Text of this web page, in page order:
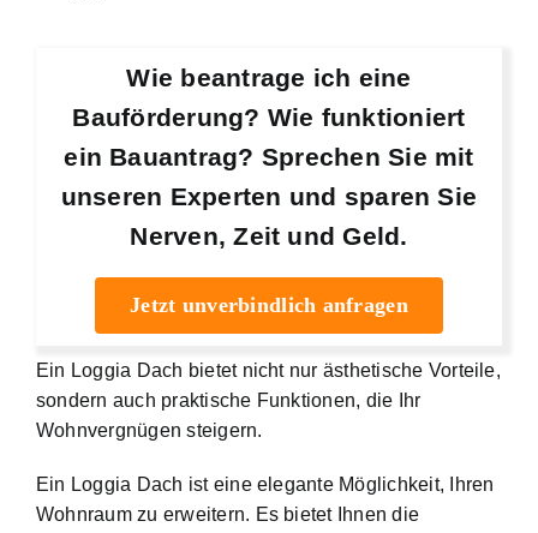
Wie beantrage ich eine
Bauförderung? Wie funktioniert
ein Bauantrag? Sprechen Sie mit
unseren Experten und sparen Sie
Nerven, Zeit und Geld.
Jetzt unverbindlich anfragen
Ein Loggia Dach bietet nicht nur ästhetische Vorteile,
sondern auch praktische Funktionen, die Ihr
Wohnvergnügen steigern.
Ein Loggia Dach ist eine elegante Möglichkeit, Ihren
Wohnraum zu erweitern. Es bietet Ihnen die